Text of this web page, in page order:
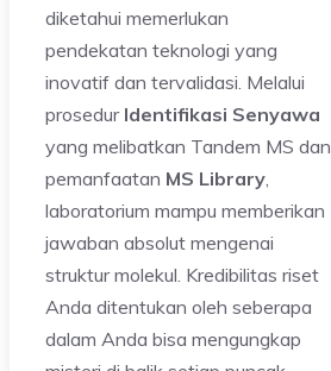
diketahui memerlukan
pendekatan teknologi yang
inovatif dan tervalidasi. Melalui
prosedur Identifikasi Senyawa
yang melibatkan Tandem MS dan
pemanfaatan MS Library,
laboratorium mampu memberikan
jawaban absolut mengenai
struktur molekul. Kredibilitas riset
Anda ditentukan oleh seberapa
dalam Anda bisa mengungkap